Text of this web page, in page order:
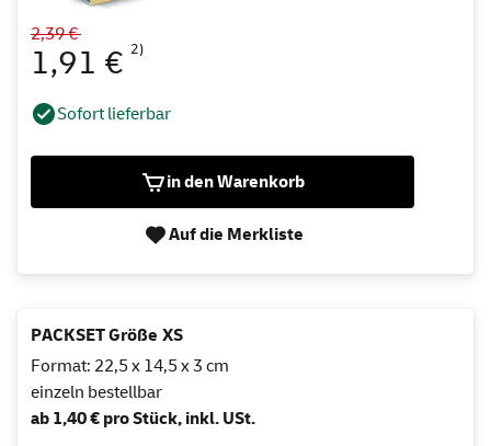
2,39 €
1,91 € 2)
Sofort lieferbar
in den Warenkorb
Auf die Merkliste
PACKSET Größe XS
Format: 22,5 x 14,5 x 3 cm
einzeln bestellbar
ab 1,40 € pro Stück, inkl. USt.